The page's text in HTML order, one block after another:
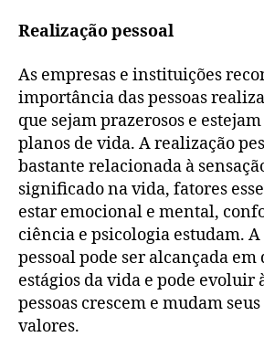
Realização pessoal
As empresas e instituições
importância das pessoas
que sejam prazerosos e
planos de vida. A realização
bastante relacionada à
significado na vida, fatores
estar emocional e mental,
ciência e psicologia estudam.
pessoal pode ser alcançada
estágios da vida e pode evoluir
pessoas crescem e mudam
valores.